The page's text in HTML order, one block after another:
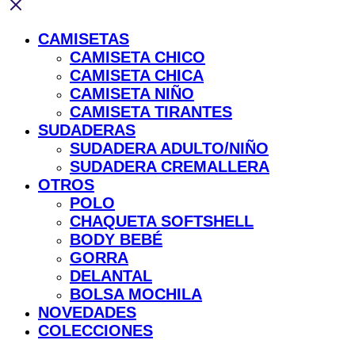
CAMISETAS
CAMISETA CHICO
CAMISETA CHICA
CAMISETA NIÑO
CAMISETA TIRANTES
SUDADERAS
SUDADERA ADULTO/NIÑO
SUDADERA CREMALLERA
OTROS
POLO
CHAQUETA SOFTSHELL
BODY BEBÉ
GORRA
DELANTAL
BOLSA MOCHILA
NOVEDADES
COLECCIONES